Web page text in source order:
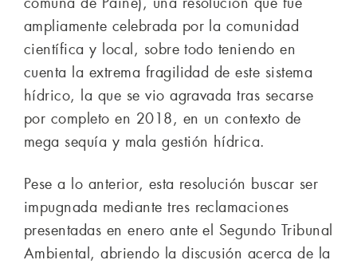
ampliamente celebrada por la comunidad
científica y local, sobre todo teniendo en
cuenta la extrema fragilidad de este sistema
hídrico, la que se vio agravada tras secarse
por completo en 2018, en un contexto de
mega sequía y mala gestión hídrica.
Pese a lo anterior, esta resolución buscar ser
impugnada mediante tres reclamaciones
presentadas en enero ante el Segundo Tribunal
Ambiental, abriendo la discusión acerca de la